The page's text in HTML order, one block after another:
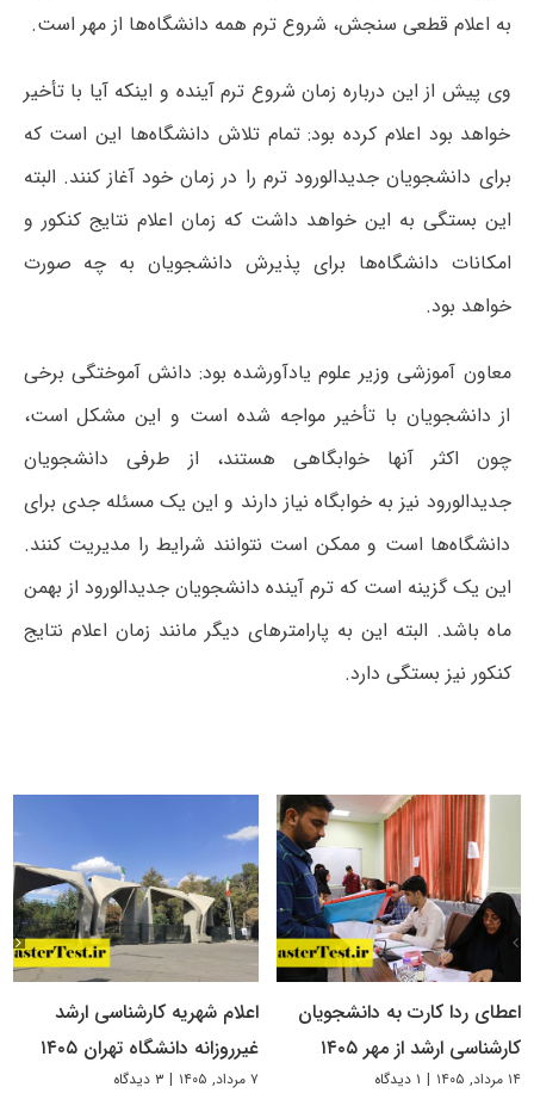
به اعلام قطعی سنجش، شروع ترم همه دانشگاه‌ها از مهر است.
وی پیش از این درباره زمان شروع ترم آینده و اینکه آیا با تأخیر
خواهد بود اعلام کرده بود: تمام تلاش دانشگاه‌ها این است که
برای دانشجویان جدیدالورود ترم را در زمان خود آغاز کنند. البته
این بستگی به این خواهد داشت که زمان اعلام نتایج کنکور و
امکانات دانشگاه‌ها برای پذیرش دانشجویان به چه صورت
خواهد بود.
معاون آموزشی وزیر علوم یادآورشده بود: دانش آموختگی برخی
از دانشجویان با تأخیر مواجه شده است و این مشکل است،
چون اکثر آنها خوابگاهی هستند، از طرفی دانشجویان
جدیدالورود نیز به خوابگاه نیاز دارند و این یک مسئله جدی برای
دانشگاه‌ها است و ممکن است نتوانند شرایط را مدیریت کنند.
این یک گزینه است که ترم آینده دانشجویان جدیدالورود از بهمن
ماه باشد. البته این به پارامترهای دیگر مانند زمان اعلام نتایج
کنکور نیز بستگی دارد.
اعطای ردا کارت به دانشجویان
کارشناسی ارشد از مهر ۱۴۰۵
۱۴ مرداد, ۱۴۰۵ | ۱ دیدگاه
اعلام شهریه کارشناسی ارشد
غیرروزانه دانشگاه تهران ۱۴۰۵
۷ مرداد, ۱۴۰۵ | ۳ دیدگاه